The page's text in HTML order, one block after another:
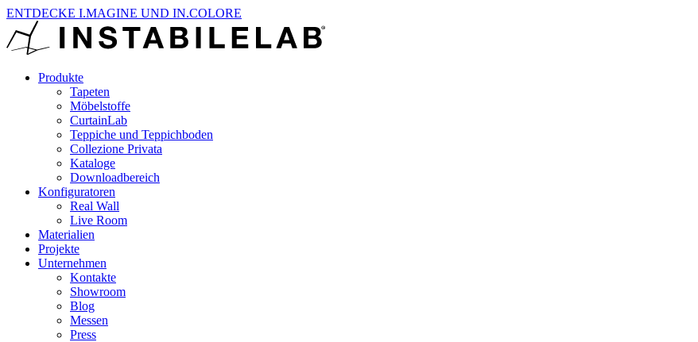
ENTDECKE I.MAGINE UND IN.COLORE
Produkte
Tapeten
Möbelstoffe
CurtainLab
Teppiche und Teppichboden
Collezione Privata
Kataloge
Downloadbereich
Konfiguratoren
Real Wall
Live Room
Materialien
Projekte
Unternehmen
Kontakte
Showroom
Blog
Messen
Press